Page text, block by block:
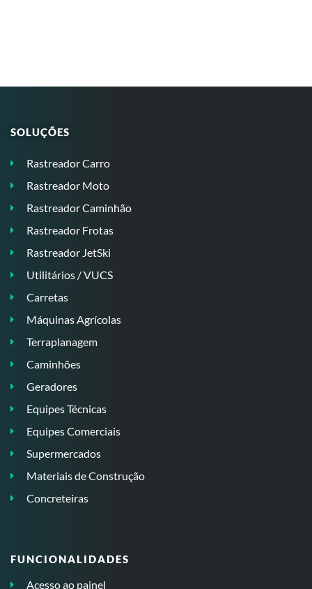
SOLUÇÕES
Rastreador Carro
Rastreador Moto
Rastreador Caminhão
Rastreador Frotas
Rastreador JetSki
Utilitários / VUCS
Carretas
Máquinas Agrícolas
Terraplanagem
Caminhões
Geradores
Equipes Técnicas
Equipes Comerciais
Supermercados
Materiais de Construção
Concreteiras
FUNCIONALIDADES
Acesso ao painel